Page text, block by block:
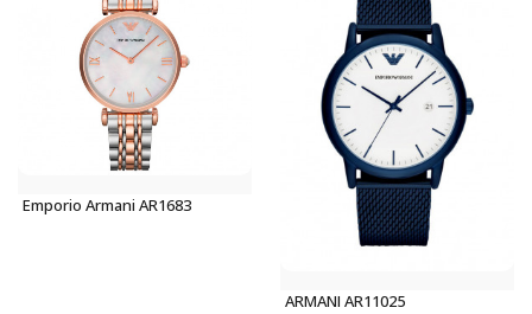
Emporio Armani AR1683
ARMANI AR11025